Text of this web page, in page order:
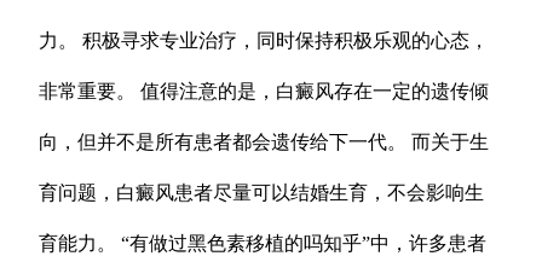
力。 积极寻求专业治疗，同时保持积极乐观的心态，
非常重要。 值得注意的是，白癜风存在一定的遗传倾
向，但并不是所有患者都会遗传给下一代。 而关于生
育问题，白癜风患者尽量可以结婚生育，不会影响生
育能力。 “有做过黑色素移植的吗知乎”中，许多患者